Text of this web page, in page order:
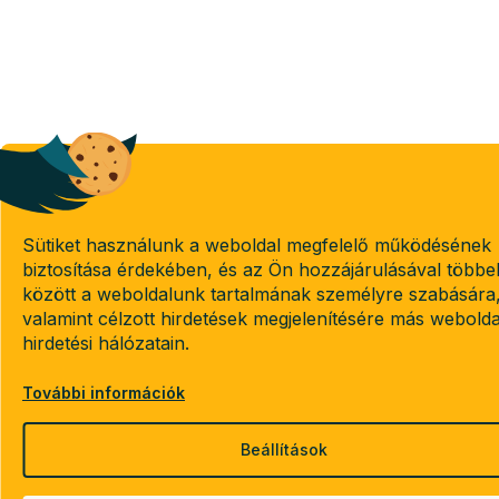
Sütiket használunk a weboldal megfelelő működésének
biztosítása érdekében, és az Ön hozzájárulásával
között a weboldalunk tartalmának személyre
valamint célzott hirdetések megjelenítésére más
hirdetési hálózatain.
További információk
Beállítások